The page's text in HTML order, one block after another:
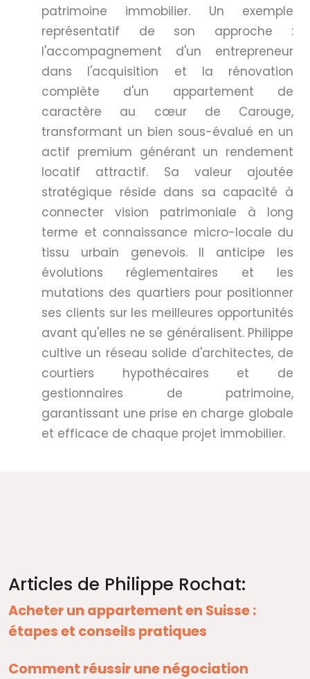
patrimoine immobilier. Un exemple
représentatif de son approche :
l'accompagnement d'un entrepreneur
dans l'acquisition et la rénovation
complète d'un appartement de
caractère au cœur de Carouge,
transformant un bien sous-évalué en un
actif premium générant un rendement
locatif attractif. Sa valeur ajoutée
stratégique réside dans sa capacité à
connecter vision patrimoniale à long
terme et connaissance micro-locale du
tissu urbain genevois. Il anticipe les
évolutions réglementaires et les
mutations des quartiers pour positionner
ses clients sur les meilleures opportunités
avant qu'elles ne se généralisent. Philippe
cultive un réseau solide d'architectes, de
courtiers hypothécaires et de
gestionnaires de patrimoine,
garantissant une prise en charge globale
et efficace de chaque projet immobilier.
Articles de Philippe Rochat:
Acheter un appartement en Suisse :
étapes et conseils pratiques
Comment réussir une négociation